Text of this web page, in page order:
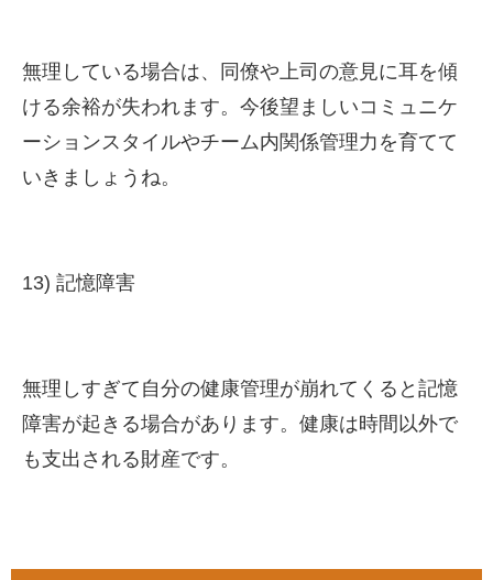
無理している場合は、同僚や上司の意見に耳を傾
ける余裕が失われます。今後望ましいコミュニケ
ーションスタイルやチーム内関係管理力を育てて
いきましょうね。
13) 記憶障害
無理しすぎて自分の健康管理が崩れてくると記憶
障害が起きる場合があります。健康は時間以外で
も支出される財産です。